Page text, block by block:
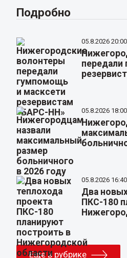
Подробно
05.8.2026 20:00
передали
05.8.2026 18:00
05.8.2026 16:40
Два
ПКС-180
Еще в рубрике